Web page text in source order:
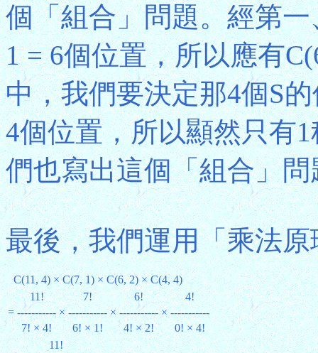
個「組合」問題。經第
1 = 6個位置，所以應有
中，我們要決定那4個S
4個位置，所以顯然只有
們也寫出這個「組合」
最後，我們運用「乘法
C(11, 4) × C(7, 1) × C(6, 2) × C(4, 4)
11!
7! 6!
4!
= ----------- × ----------- × ----------- × -----------
7! × 4!
6! × 1! 4! × 2!
0! × 4!
11!